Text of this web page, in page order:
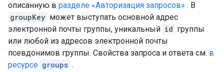
описанную в разделе «Авторизация запросов» . В
groupKey может выступать основной адрес
электронной почты группы, уникальный id группы
или любой из адресов электронной почты
псевдонимов группы. Свойства запроса и ответа см. в
ресурсе groups .